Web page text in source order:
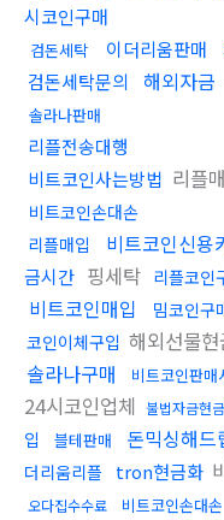
시코인구매
검돈세탁 이더리움판매
검돈세탁문의 해외자금
솔라나판매
리플전송대행
비트코인사는방법 리플
비트코인손대손
리플매입
비트코인신용
금시간 핑세탁 리플코인
비트코인매입
밈코인구
코인이체구입 해외선물
솔라나구매
비트코인판매
24시코인업체 불법자금현
입
블테판매 돈믹싱해드
더리움리플 tron현금화
오다집수수료 비트코인손대손